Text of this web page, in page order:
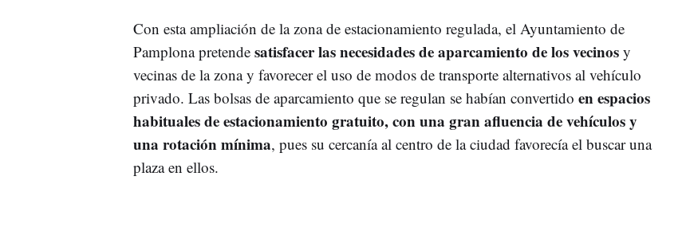
Con esta ampliación de la zona de estacionamiento regulada, el Ayuntamiento de
Pamplona pretende satisfacer las necesidades de aparcamiento de los vecinosy
vecinas de la zona y favorecer el uso de modos de transporte alternativos al vehículo
privado. Las bolsas de aparcamiento que se regulan se habían convertido en espacios
habituales de estacionamiento gratuito, con una gran afluencia de vehículos y
una rotación mínima, pues su cercanía al centro de la ciudad favorecía el buscar una
plaza en ellos.